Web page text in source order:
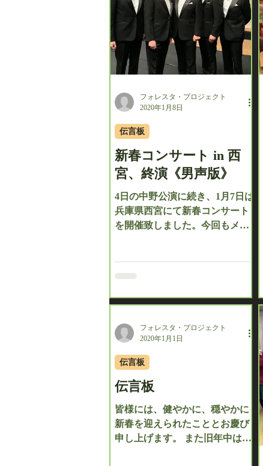
新春コンサート in 西
宮、終演《男声版》
4日の中野公演に続き、1月7日は
兵庫県西宮にて新春コンサート
を開催致しました。今回もメン
公演。雨の中、たくさんのお客
います。そ...
伝言板
フォレスタ・プロジェクト
2020年1月8日
伝言板
皆様には、健やかに、穏やかに
新春を迎えられたこととお慶び
申し上げます。 また旧年中は多
伝言板
フォレスタ・プロジェクト
2020年1月1日